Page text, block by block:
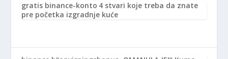
gratis binance-konto 4 stvari koje treba da znate
pre početka izgradnje kuće